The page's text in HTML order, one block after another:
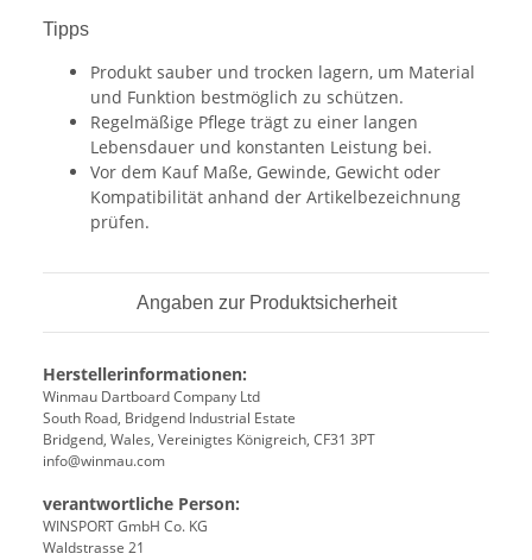
Tipps
Produkt sauber und trocken lagern, um Material
und Funktion bestmöglich zu schützen.
Regelmäßige Pflege trägt zu einer langen
Lebensdauer und konstanten Leistung bei.
Vor dem Kauf Maße, Gewinde, Gewicht oder
Kompatibilität anhand der Artikelbezeichnung
prüfen.
Angaben zur Produktsicherheit
Herstellerinformationen:
Winmau Dartboard Company Ltd
South Road, Bridgend Industrial Estate
Bridgend, Wales, Vereinigtes Königreich, CF31 3PT
info@winmau.com
verantwortliche Person:
WINSPORT GmbH Co. KG
Waldstrasse 21